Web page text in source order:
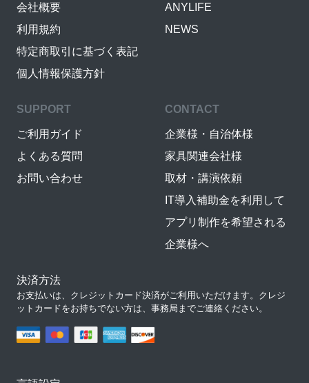
会社概要
利用規約
特定商取引に基づく表記
個人情報保護方針
ANYLIFE
NEWS
SUPPORT
ご利用ガイド
よくある質問
お問い合わせ
CONTACT
企業様・自治体様
家具関連会社様
取材・講演依頼
IT導入補助金を利用して
アプリ制作を希望される
企業様へ
決済方法
お支払いは、クレジットカード決済がご利用いただけます。クレジ
ットカードをお持ちでない方は、事務局までご連絡ください。